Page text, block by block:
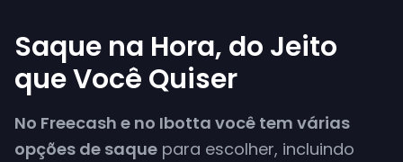
Saque na Hora, do Jeito
que Você Quiser
No Freecash e no Ibotta você tem várias
opções de saque para escolher, incluindo